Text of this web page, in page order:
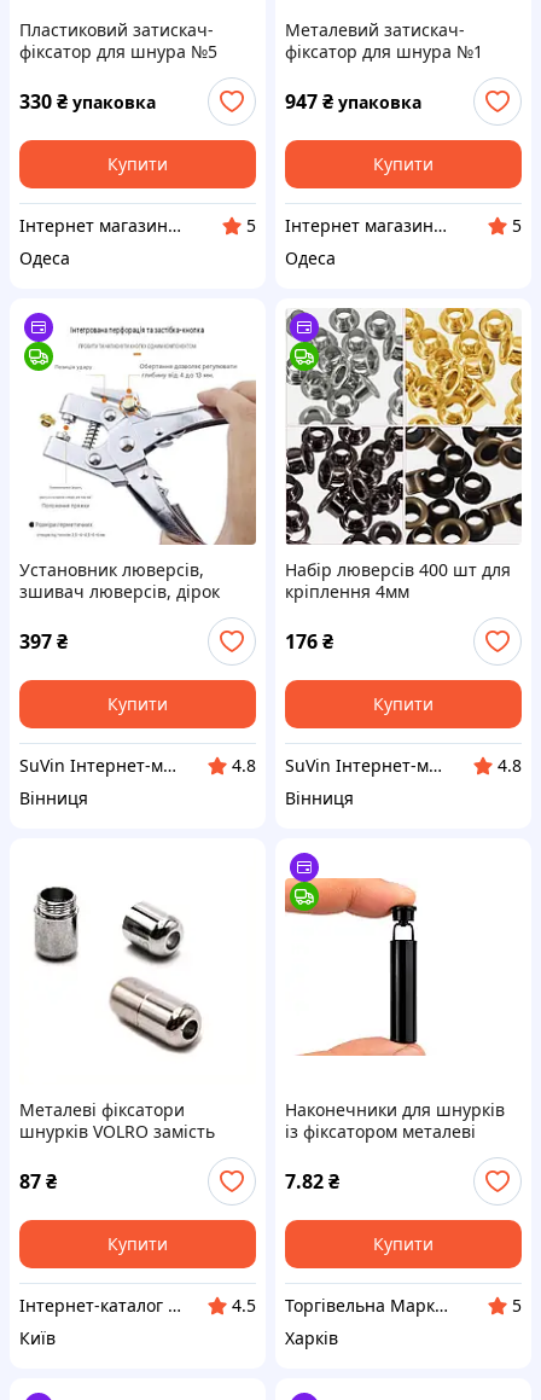
Пластиковий затискач-
фіксатор для шнура №5
(напівпрозорий), 25х15х10
мм — Упаковка 200 шт
330₴ упаковка
Купити
Інтернет магазин "Магія Стрічок"
5
Одеса
Металевий затискач-
фіксатор для шнура №1
Упаковка 500 шт
947₴ упаковка
Купити
Інтернет магазин "Магія Стрічок"
5
Одеса
Установник люверсів,
зшивач люверсів, дірок
сталь 170 мм, 100 заклепок
397₴
Купити
SuVin Інтернет-магазин
4.8
Вінниця
Набір люверсів 400 шт для
кріплення 4мм
176₴
Купити
SuVin Інтернет-магазин
4.8
Вінниця
Металеві фіксатори
шнурків VOLRO замість
вузлів сталеві, P16B71637
87₴
Купити
Інтернет-каталог знижок Техно ECO
4.5
Київ
Наконечники для шнурків
із фіксатором металеві
7.82₴
Купити
Торгівельна Марка "FromFactory"
5
Харків